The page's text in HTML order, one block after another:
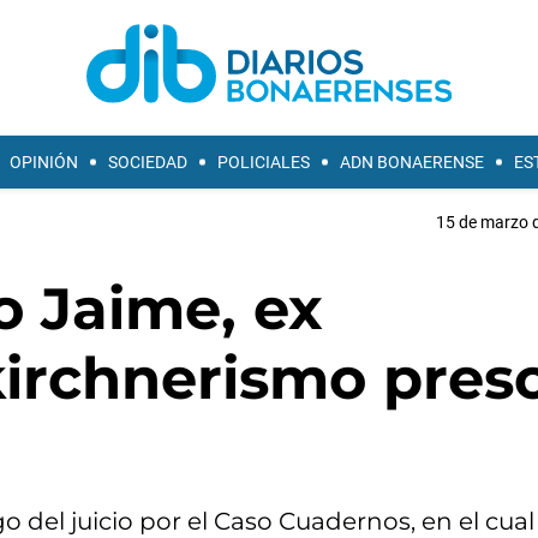
OPINIÓN SOCIEDAD POLICIALES ADN BONAERENSE
15 de marzo
Jaime, ex
del juicio por el Caso Cuadernos, en el cual